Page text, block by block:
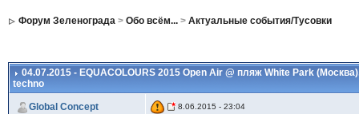
Форум Зеленограда> Обо всём...> Актуальные события/Тусовки
04.07.2015 - EQUACOLOURS 2015 Open Air @ пляж White Park (Москва)
techno
Global Concept 8.06.2015 - 23:04